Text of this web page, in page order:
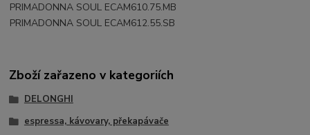
PRIMADONNA SOUL ECAM610.75.MB
PRIMADONNA SOUL ECAM612.55.SB
Zboží zařazeno v kategoriích
DELONGHI
espressa, kávovary, překapávače